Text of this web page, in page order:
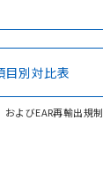
Cd
る可能性があ
製品の規格認証
ちらのページ
目別対比表
よびEAR再輸出規